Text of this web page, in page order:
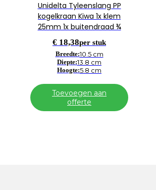
Unidelta Tyleenslang PP
kogelkraan Kiwa 1x klem
25mm 1x buitendraad ¾
€ 18,38per stuk
Breedte:10.5 cm
Diepte:13.8 cm
Hoogte:5.8 cm
Toevoegen aan
offerte